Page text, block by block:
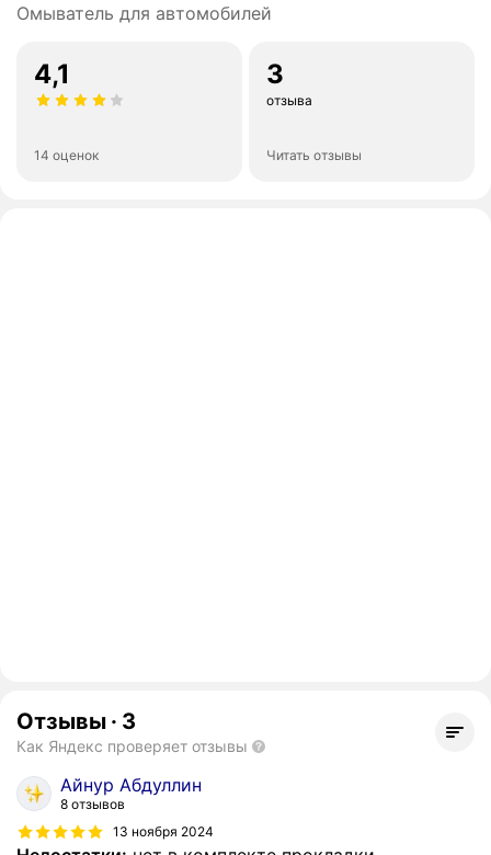
Омыватель для автомобилей
4,1
14 оценок
3
отзыва
Читать отзывы
Отзывы · 3
Как Яндекс проверяет отзывы
Айнур Абдуллин
8 отзывов
13 ноября 2024